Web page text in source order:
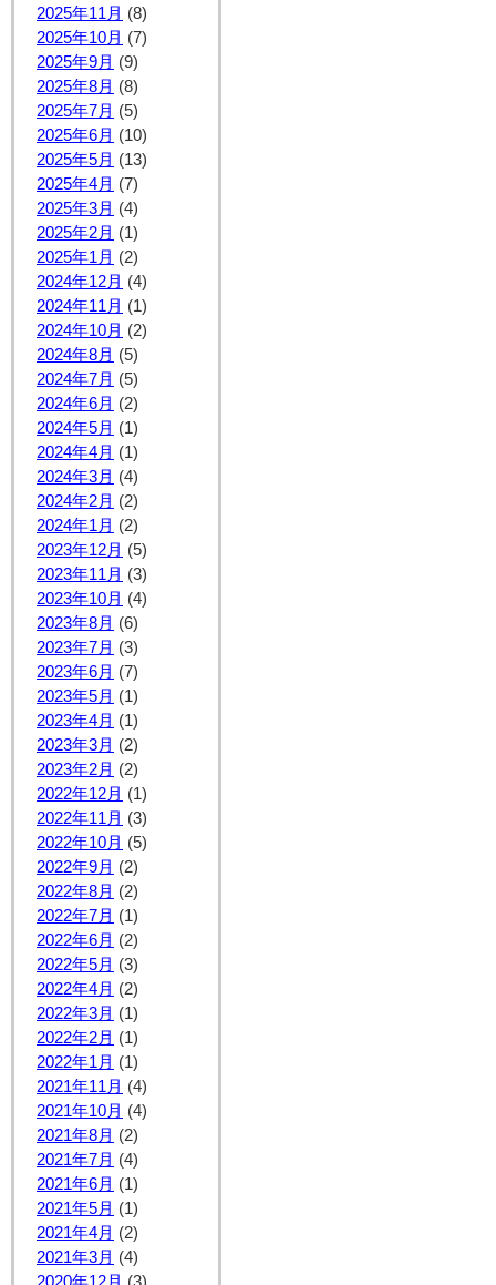
2025年11月 (8)
2025年10月 (7)
2025年9月 (9)
2025年8月 (8)
2025年7月 (5)
2025年6月 (10)
2025年5月 (13)
2025年4月 (7)
2025年3月 (4)
2025年2月 (1)
2025年1月 (2)
2024年12月 (4)
2024年11月 (1)
2024年10月 (2)
2024年8月 (5)
2024年7月 (5)
2024年6月 (2)
2024年5月 (1)
2024年4月 (1)
2024年3月 (4)
2024年2月 (2)
2024年1月 (2)
2023年12月 (5)
2023年11月 (3)
2023年10月 (4)
2023年8月 (6)
2023年7月 (3)
2023年6月 (7)
2023年5月 (1)
2023年4月 (1)
2023年3月 (2)
2023年2月 (2)
2022年12月 (1)
2022年11月 (3)
2022年10月 (5)
2022年9月 (2)
2022年8月 (2)
2022年7月 (1)
2022年6月 (2)
2022年5月 (3)
2022年4月 (2)
2022年3月 (1)
2022年2月 (1)
2022年1月 (1)
2021年11月 (4)
2021年10月 (4)
2021年8月 (2)
2021年7月 (4)
2021年6月 (1)
2021年5月 (1)
2021年4月 (2)
2021年3月 (4)